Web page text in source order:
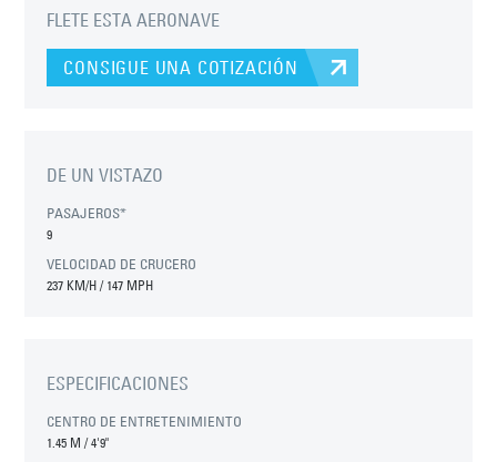
FLETE ESTA AERONAVE
CONSIGUE UNA COTIZACIÓN
DE UN VISTAZO
PASAJEROS*
9
VELOCIDAD DE CRUCERO
237 KM/H / 147 MPH
ESPECIFICACIONES
CENTRO DE ENTRETENIMIENTO
1.45 M/4'9"